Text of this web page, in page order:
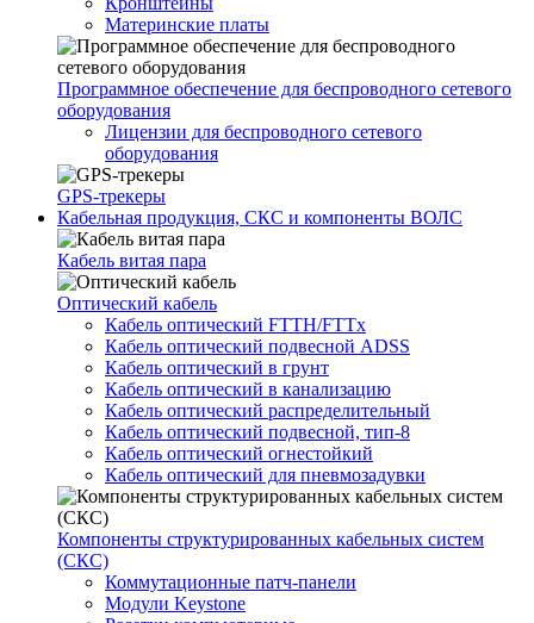
Материнские платы
Программное обеспечение для беспроводного сетевого
оборудования
Лицензии для беспроводного сетевого
оборудования
GPS-трекеры
Кабельная продукция, СКС и компоненты ВОЛС
Кабель витая пара
Оптический кабель
Кабель оптический FTTH/FTTx
Кабель оптический подвесной ADSS
Кабель оптический в грунт
Кабель оптический в канализацию
Кабель оптический распределительный
Кабель оптический подвесной, тип-8
Кабель оптический огнестойкий
Кабель оптический для пневмозадувки
Компоненты структурированных кабельных систем
(СКС)
Коммутационные патч-панели
Модули Keystone